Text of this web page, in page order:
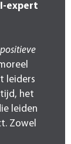
expert
leiders
het
leiden
Zowel